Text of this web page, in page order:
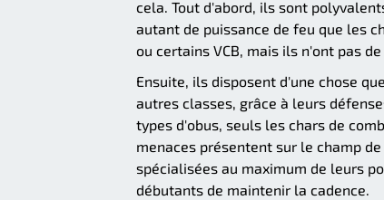
cela. Tout d'abord, ils sont
autant de puissance de feu que les
ou certains VCB, mais ils n'ont pas
Ensuite, ils disposent d'une chose
autres classes, grâce à leurs
types d'obus, seuls les chars de
menaces présentent sur le champ
spécialisées au maximum de leurs
débutants de maintenir la cadence.